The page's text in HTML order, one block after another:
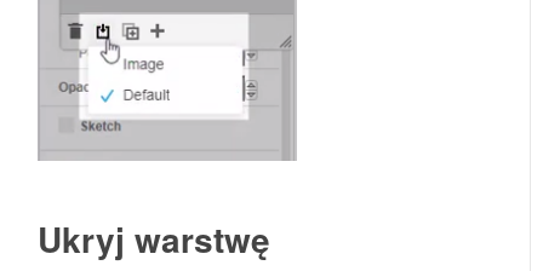
Ukryj warstwę